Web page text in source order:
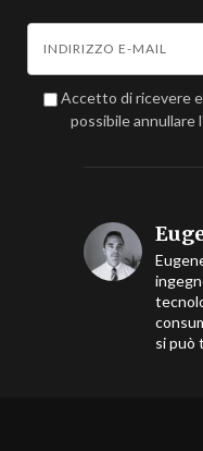
Accetto di ricevere
possibile annullare
si può